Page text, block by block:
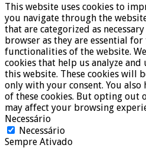
This website uses cookies to
you navigate through the
that are categorized as
browser as they are essential
functionalities of the website.
cookies that help us analyze
this website. These cookies will
only with your consent. You
of these cookies. But opting out
may affect your browsing
Necessário
Necessário
Sempre Ativado